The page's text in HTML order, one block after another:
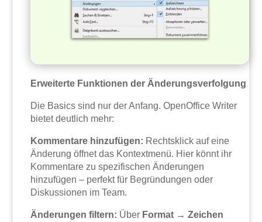
Erweiterte Funktionen der Änderungsverfolgung
Die Basics sind nur der Anfang. OpenOffice Writer
bietet deutlich mehr:
Kommentare hinzufügen: Rechtsklick auf eine
Änderung öffnet das Kontextmenü. Hier könnt ihr
Kommentare zu spezifischen Änderungen
hinzufügen – perfekt für Begründungen oder
Diskussionen im Team.
Änderungen filtern: Über Format → Zeichen